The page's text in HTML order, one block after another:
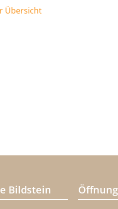
Übersicht
Bildstein